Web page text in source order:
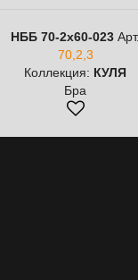
НББ 70-2х60-023 Арт.
70,2,3
Коллекция: КУЛЯ
Бра